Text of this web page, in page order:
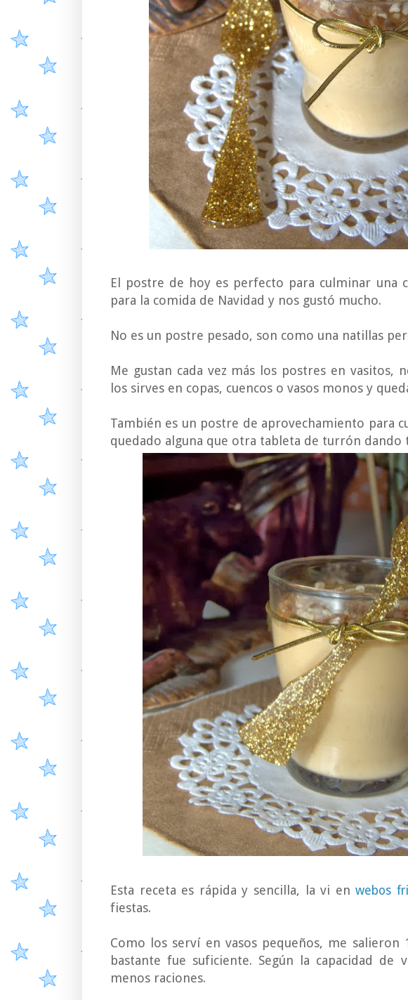
El postre de hoy es perfecto para culminar una
para la comida de Navidad y nos gustó mucho.
No es un postre pesado, son como una natillas
Me gustan cada vez más los postres en vasitos,
los sirves en copas, cuencos o vasos monos y
También es un postre de aprovechamiento para
quedado alguna que otra tableta de turrón dando
Esta receta es rápida y sencilla, la vi enwebos
fiestas.
Como los serví en vasos pequeños, me
bastante fue suficiente. Según la capacidad de
menos raciones.